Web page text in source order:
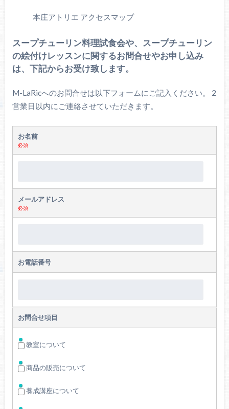
本庄アトリエ アクセスマップ
スープチューリン料理試食会や、スープチューリン
の絵付けレッスンに関するお問合せやお申し込み
は、下記からお受け致します。
M-LaRicへのお問合せは以下フォームにご記入ください。 2
営業日以内にご連絡させていただきます。
お名前
必須
メールアドレス
必須
お電話番号
お問合せ項目
教室について
商品の販売について
養成講座について